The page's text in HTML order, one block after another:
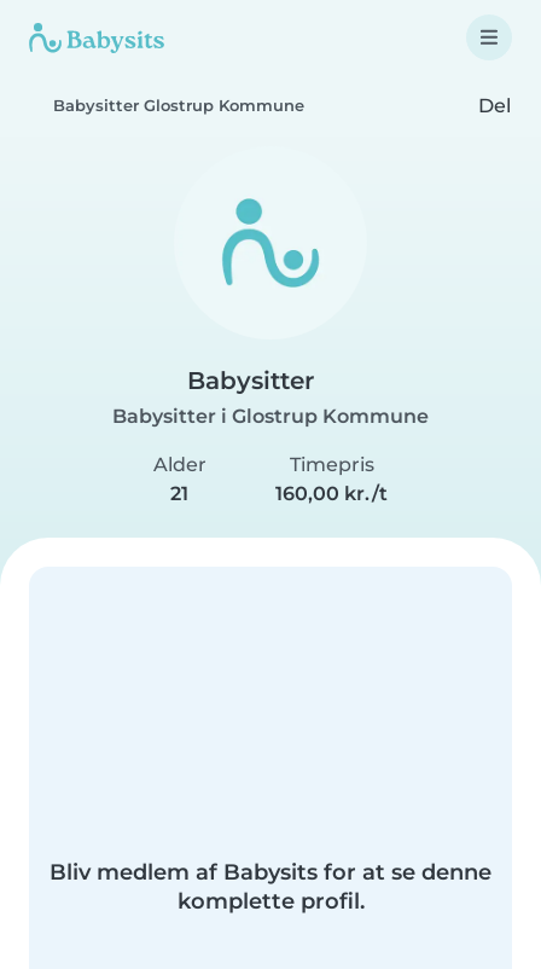
Babysitter Glostrup Kommune Del
Babysitter
Babysitter i Glostrup Kommune
Alder
21
Timepris
160,00 kr./t
Bliv medlem af Babysits for at se denne
komplette profil.